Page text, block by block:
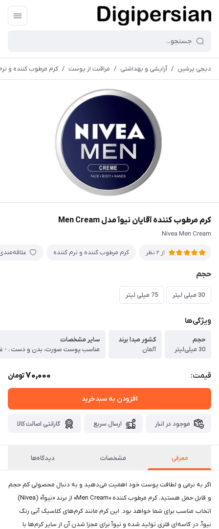
دیجی پرشین / آرایشی و بهداشتی / مراقبت از پوست / کرم مرطوب کننده و
کرم مرطوب کننده آقایان نیوآ مدل Men Cream
Nivea Men Cream
از 2 نظر کرم مرطوب کننده و نرم کننده
حجم
30 میلی لیتر 75 میلی لیتر
ویژگی‌ها
حجم
30 میلی‌لیتر
کشور مبدا برند
آلمان
سایر مشخصات
قیمت: 70,000تومان
افزودن به سبدخرید
موجود در انبار ارسال سریع گارانتی اصالت کالا
معرفی مشخصات دیدگاه‌ها
اگر به نرمی و لطافت پوست خود اهمیت می‌دهید و به دنبال محصولی کم حجم
و قابل حمل هستید، کرم مرطوب کننده «Men Cream» از برند «نیوآ» (Nivea)
اتخاب مناسب برای شما خواهد بود. این کرم مانند کرم‌های کلاسیک آبی رنگ
نیوآ، در کاسه‌ای فلزی تولید شده و نیوآ برای مجزا شدن آن از سایر کرم‌ها با